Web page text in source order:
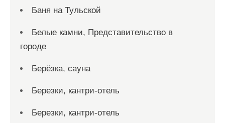
Баня на Тульской
Белые камни, Представительство в
городе
Берёзка, сауна
Березки, кантри-отель
Березки, кантри-отель